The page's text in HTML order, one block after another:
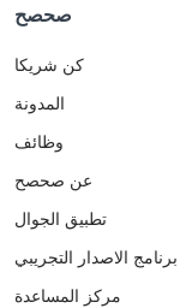
صحصح
كن شريكا
المدونة
وظائف
عن صحصح
تطبيق الجوال
برنامج الاصدار التجريبي
مركز المساعدة